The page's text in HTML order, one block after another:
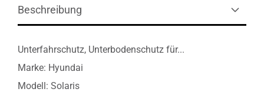
Beschreibung
Unterfahrschutz, Unterbodenschutz für...
Marke: Hyundai
Modell: Solaris